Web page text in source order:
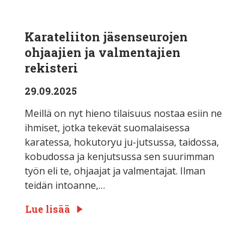
Karateliiton jäsenseurojen
ohjaajien ja valmentajien
rekisteri
29.09.2025
Meillä on nyt hieno tilaisuus nostaa esiin ne
ihmiset, jotka tekevät suomalaisessa
karatessa, hokutoryu ju-jutsussa, taidossa,
kobudossa ja kenjutsussa sen suurimman
työn eli te, ohjaajat ja valmentajat. Ilman
teidän intoanne,…
Lue lisää